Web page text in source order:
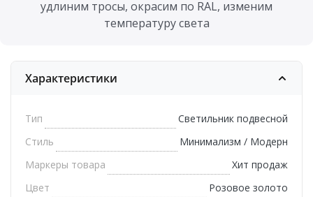
удлиним тросы, окрасим по RAL, изменим
температуру света
Характеристики
Тип
Светильник подвесной
Стиль
Минимализм / Модерн
Маркеры товара
Хит продаж
Цвет
Розовое золото